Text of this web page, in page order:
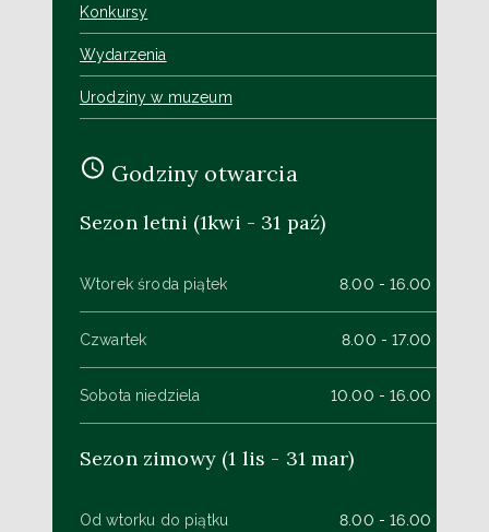
Konkursy
Wydarzenia
Urodziny w muzeum
Godziny otwarcia
Sezon letni (1kwi - 31 paź)
Wtorek środa piątek 8.00 - 16.00
Czwartek 8.00 - 17.00
Sobota niedziela 10.00 - 16.00
Sezon zimowy (1 lis - 31 mar)
Od wtorku do piątku 8.00 - 16.00